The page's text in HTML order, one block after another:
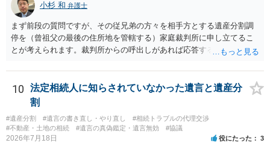
小杉 和 弁護士
まず前段の質問ですが、その従兄弟の方々を相手方とする遺産分割調
停を（曾祖父の最後の住所地を管轄する）家庭裁判所に申し立てるこ
とが考えられます。裁判所からの呼出しがあれば応答する可能性がま
能と思われます。時間が思った以上にないので必要書類をてきぱきと
揃える必要があります。その点是非御注意ください。
10
法定相続人に知らされていなかった遺言と遺産分
割
#遺産分割 #遺言の書き直し・やり直し
#相続トラブルの代理交渉
#不動産・土地の相続
#遺言の真偽鑑定・遺言無効 #協議
2026年7月18日 役にたった 3